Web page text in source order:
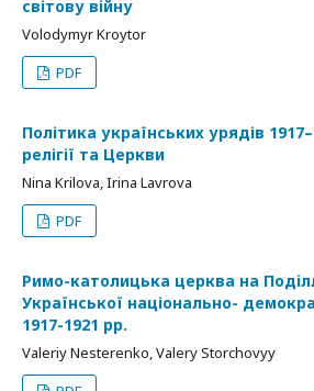
світову війну
Volodymyr Kroytor
PDF
Політика українських урядів
релігії та Церкви
Nina Krilova, Irina Lavrova
PDF
Римо-католицька церква на
Української національно-
1917-1921 рр.
Valeriy Nesterenko, Valery Storchovyy